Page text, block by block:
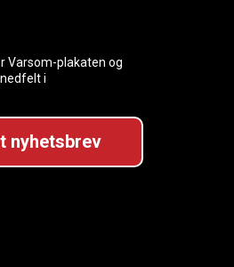
Varsom-plakaten og
i
nyhetsbrev